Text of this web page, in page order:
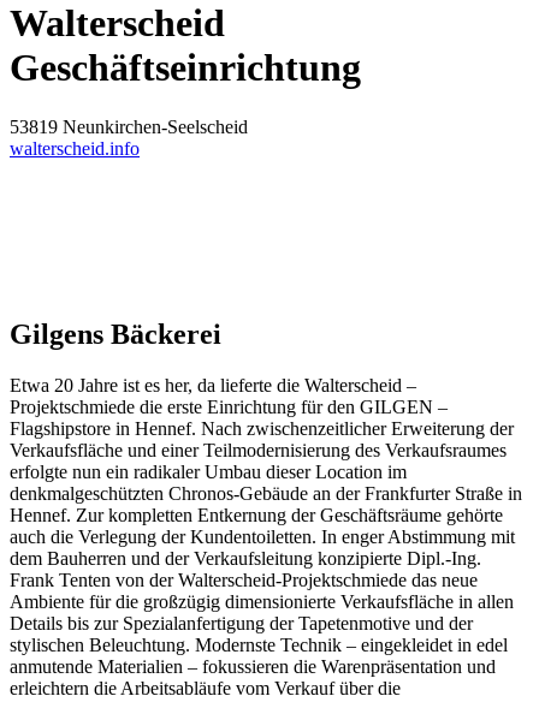
Walterscheid
Geschäftseinrichtung
53819 Neunkirchen-Seelscheid
walterscheid.info
Gilgens Bäckerei
Etwa 20 Jahre ist es her, da lieferte die Walterscheid –
Projektschmiede die erste Einrichtung für den GILGEN –
Flagshipstore in Hennef. Nach zwischenzeitlicher Erweiterung der
Verkaufsfläche und einer Teilmodernisierung des Verkaufsraumes
erfolgte nun ein radikaler Umbau dieser Location im
denkmalgeschützten Chronos-Gebäude an der Frankfurter Straße in
Hennef. Zur kompletten Entkernung der Geschäftsräume gehörte
auch die Verlegung der Kundentoiletten. In enger Abstimmung mit
dem Bauherren und der Verkaufsleitung konzipierte Dipl.-Ing.
Frank Tenten von der Walterscheid-Projektschmiede das neue
Ambiente für die großzügig dimensionierte Verkaufsfläche in allen
Details bis zur Spezialanfertigung der Tapetenmotive und der
stylischen Beleuchtung. Modernste Technik – eingekleidet in edel
anmutende Materialien – fokussieren die Warenpräsentation und
erleichtern die Arbeitsabläufe vom Verkauf über die